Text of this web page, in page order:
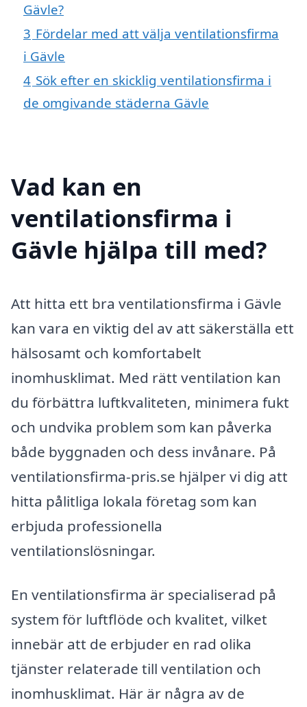
Gävle?
3 Fördelar med att välja ventilationsfirma
i Gävle
4 Sök efter en skicklig ventilationsfirma i
de omgivande städerna Gävle
Vad kan en
ventilationsfirma i
Gävle hjälpa till med?
Att hitta ett bra ventilationsfirma i Gävle
kan vara en viktig del av att säkerställa ett
hälsosamt och komfortabelt
inomhusklimat. Med rätt ventilation kan
du förbättra luftkvaliteten, minimera fukt
och undvika problem som kan påverka
både byggnaden och dess invånare. På
ventilationsfirma-pris.se hjälper vi dig att
hitta pålitliga lokala företag som kan
erbjuda professionella
ventilationslösningar.
En ventilationsfirma är specialiserad på
system för luftflöde och kvalitet, vilket
innebär att de erbjuder en rad olika
tjänster relaterade till ventilation och
inomhusklimat. Här är några av de